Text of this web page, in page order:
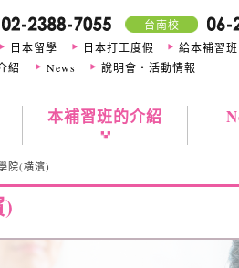
台南校
日本留學 日本打工度假
給本補習
紹
News 說明會・活動情報
本補習班的介紹
院(横濱)